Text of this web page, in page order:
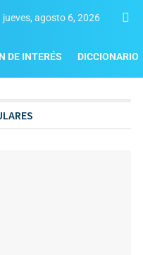
jueves, agosto 6, 2026
DE INTERÉS DICCIONARIO